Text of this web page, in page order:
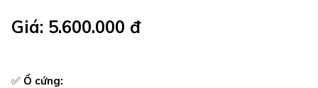
Giá: 5.600.000 đ
✅ Ổ cứng: